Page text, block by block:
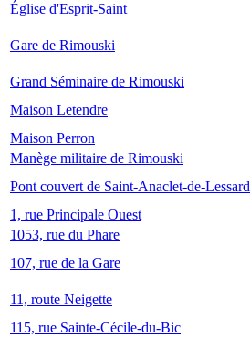
Église d'Esprit-Saint
Gare de Rimouski
Grand Séminaire de Rimouski
Maison Letendre
Maison Perron
Manège militaire de Rimouski
Pont couvert de Saint-Anaclet-de-Lessard
1, rue Principale Ouest
1053, rue du Phare
107, rue de la Gare
11, route Neigette
115, rue Sainte-Cécile-du-Bic